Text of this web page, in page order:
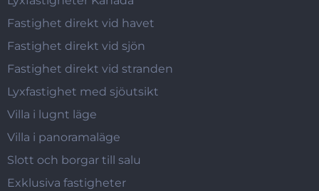
Fastighet direkt vid havet
Fastighet direkt vid sjön
Fastighet direkt vid stranden
Lyxfastighet med sjöutsikt
Villa i lugnt läge
Villa i panoramaläge
Slott och borgar till salu
Exklusiva fastigheter